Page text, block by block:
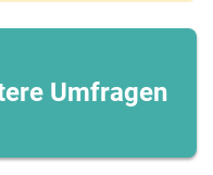
Umfragen